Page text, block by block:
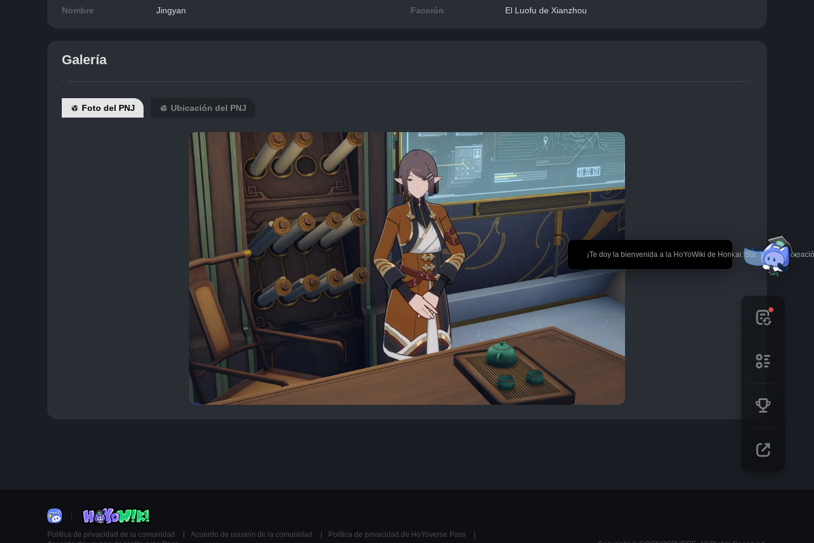
🎉 ¡Te doy la bienvenida a la HoYoWiki de Honkai: Star Rail! *La
Nombre Jingyan Facción El Luofu de Xianzhou
Galería
Foto del PNJ Ubicación del PNJ
Política de privacidad de la comunidad Acuerdo de usuario de la comunidad
Política de privacidad de HoYoverse Pass